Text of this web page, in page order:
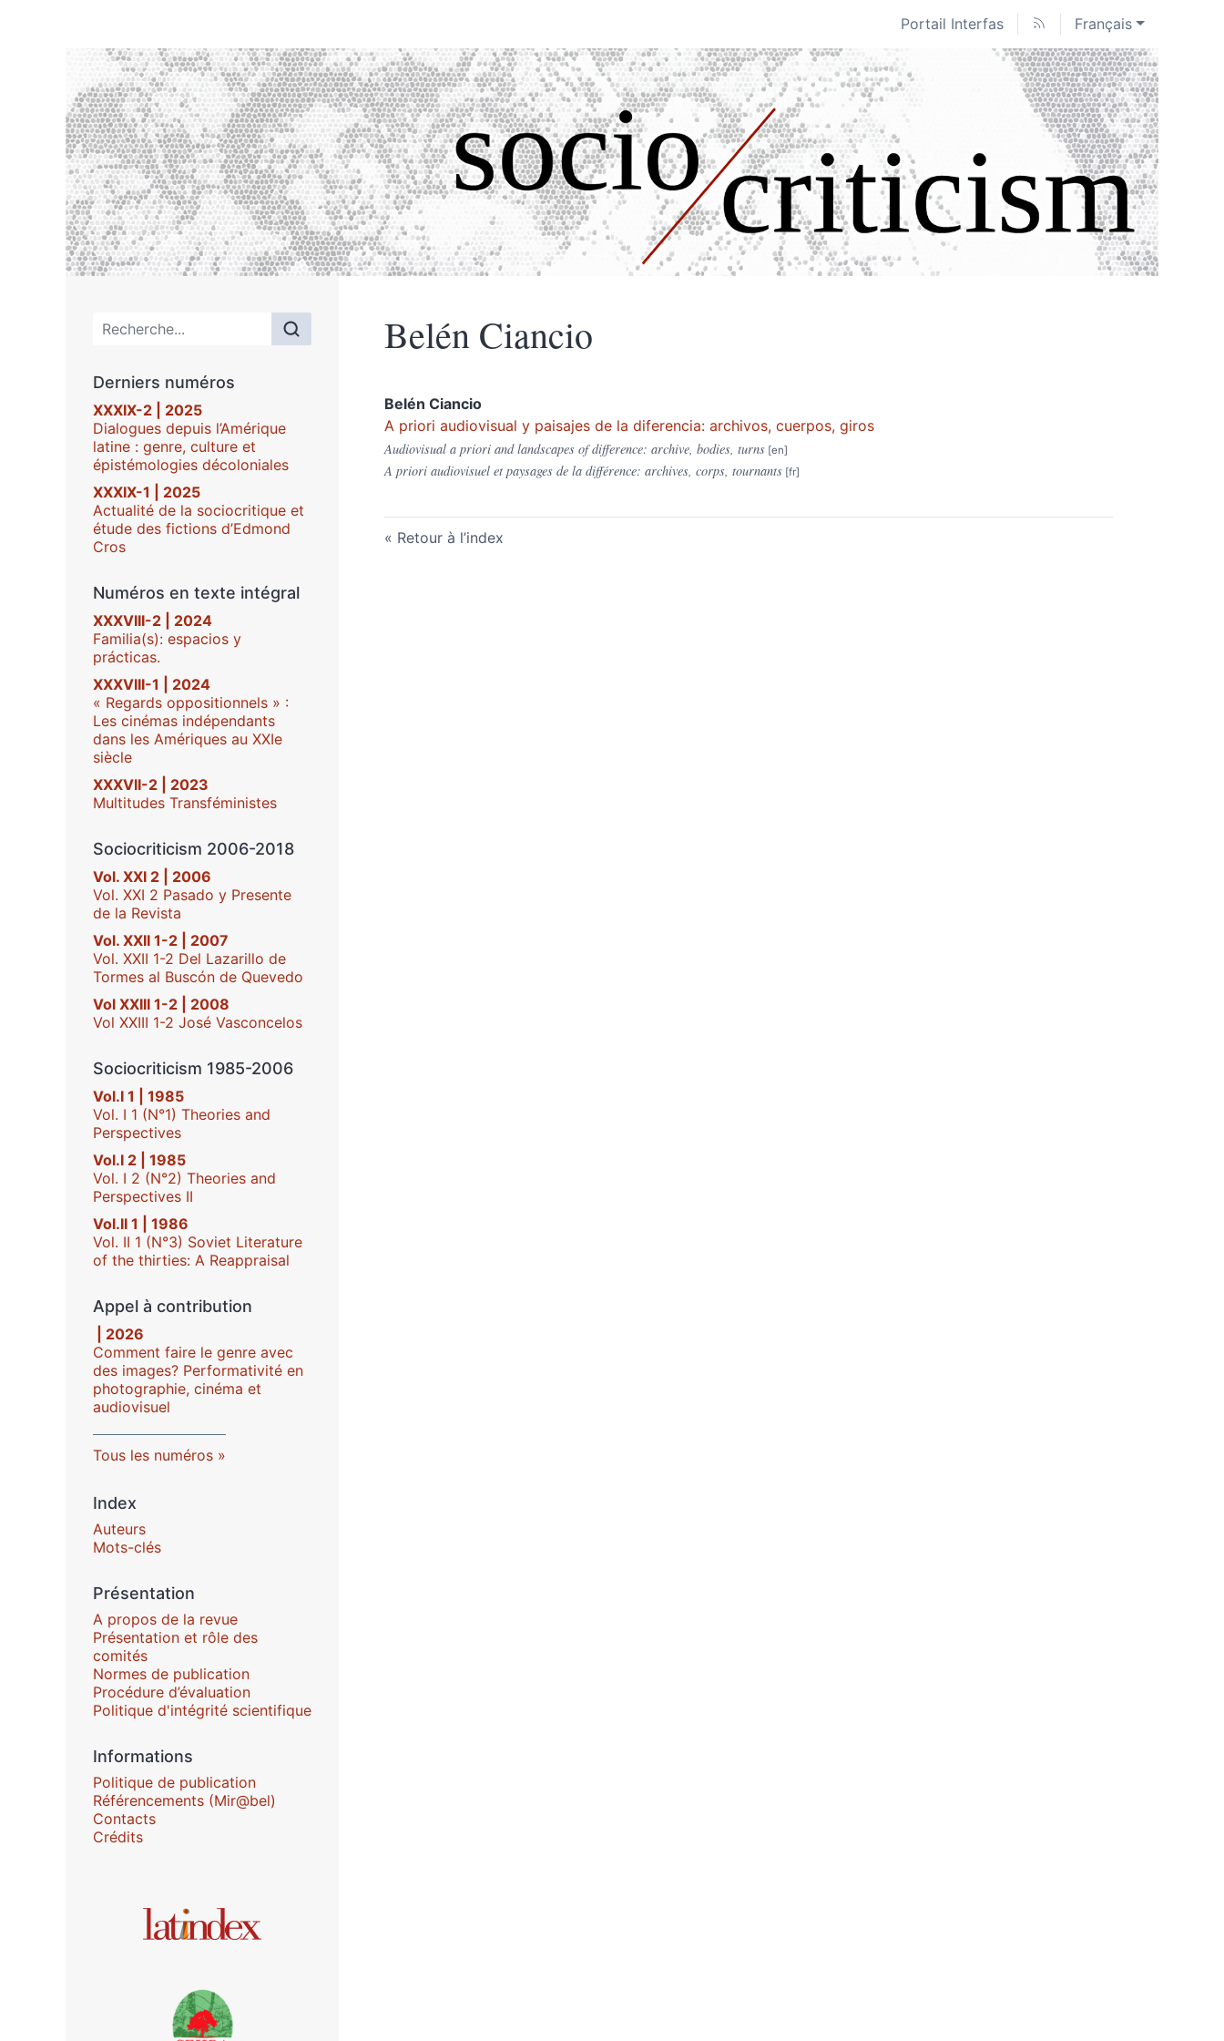
Portail Interfas Français
Menu principal
Derniers numéros
XXXIX-2 | 2025
Dialogues depuis l’Amérique
latine : genre, culture et
épistémologies décoloniales
XXXIX-1 | 2025
Actualité de la sociocritique et
étude des fictions d’Edmond
Cros
Numéros en texte intégral
XXXVIII-2 | 2024
Familia(s): espacios y
prácticas.
XXXVIII-1 | 2024
« Regards oppositionnels » :
Les cinémas indépendants
dans les Amériques au XXIe
siècle
XXXVII-2 | 2023
Multitudes Transféministes
Sociocriticism 2006-2018
Vol. XXI 2 | 2006
Vol. XXI 2 Pasado y Presente
de la Revista
Vol. XXII 1-2 | 2007
Vol. XXII 1-2 Del Lazarillo de
Tormes al Buscón de Quevedo
Vol XXIII 1-2 | 2008
Vol XXIII 1-2 José Vasconcelos
Sociocriticism 1985-2006
Vol.I 1 | 1985
Vol. I 1 (N°1) Theories and
Perspectives
Vol.I 2 | 1985
Vol. I 2 (N°2) Theories and
Perspectives II
Vol.II 1 | 1986
Vol. II 1 (N°3) Soviet Literature
of the thirties: A Reappraisal
Appel à contribution
| 2026
Comment faire le genre avec
des images? Performativité en
photographie, cinéma et
audiovisuel
Tous les numéros
Index
Auteurs
Mots-clés
Présentation
A propos de la revue
Présentation et rôle des
comités
Normes de publication
Procédure d’évaluation
Politique d'intégrité scientifique
Informations
Politique de publication
Référencements (Mir@bel)
Contacts
Crédits
Affiliations/partenaires
Belén Ciancio
Belén Ciancio
A priori audiovisual y paisajes de la diferencia: archivos, cuerpos, giros
Audiovisual a priori and landscapes of difference: archive, bodies, turns
A priori audiovisuel et paysages de la différence: archives, corps, tournants
Retour à l’index